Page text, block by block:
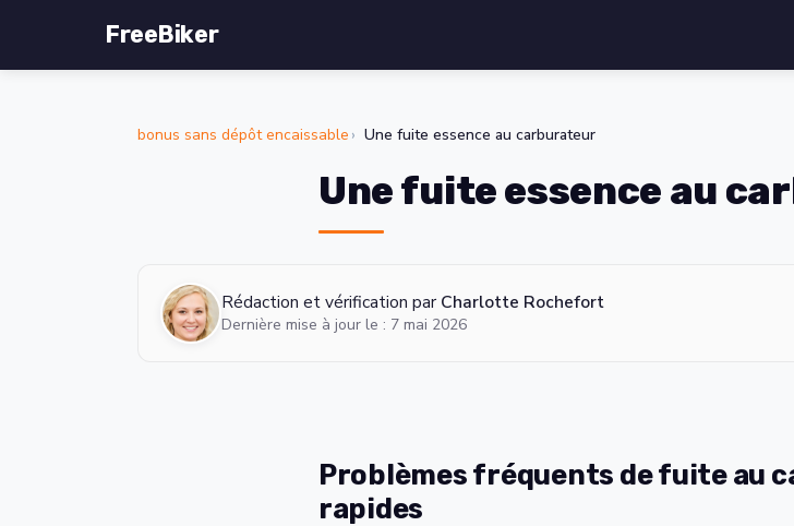
FreeBiker
bonus sans dépôt encaissable Une fuite essence au carburateur
Une fuite essence au
Rédaction et vérification par Charlotte Rochefort
Dernière mise à jour le : 7 mai 2026
Problèmes fréquents de fuite au
rapides